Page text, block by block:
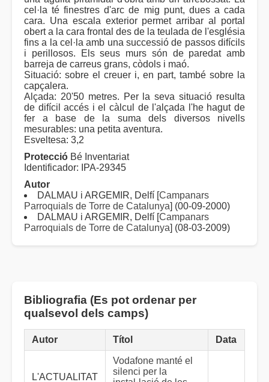
cel·la té finestres d'arc de mig punt, dues a cada
cara. Una escala exterior permet arribar al portal
obert a la cara frontal des de la teulada de l'església
fins a la cel·la amb una successió de passos difícils
i perillosos. Els seus murs són de paredat amb
barreja de carreus grans, còdols i maó.
Situació: sobre el creuer i, en part, també sobre la
capçalera.
Alçada: 20'50 metres. Per la seva situació resulta
de difícil accés i el càlcul de l'alçada l'he hagut de
fer a base de la suma dels diversos nivells
mesurables: una petita aventura.
Esveltesa: 3,2
Protecció Bé Inventariat
Identificador: IPA-29345
Autor
DALMAU i ARGEMIR, Delfí [Campanars
Parroquials de Torre de Catalunya] (00-09-2000)
DALMAU i ARGEMIR, Delfí [Campanars
Parroquials de Torre de Catalunya] (08-03-2009)
Bibliografia (Es pot ordenar per
qualsevol dels camps)
Autor Títol Data
L'ACTUALITAT
Vodafone manté el
silenci per la